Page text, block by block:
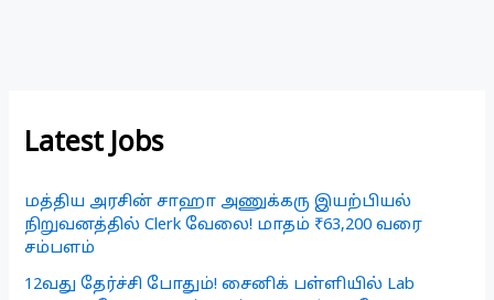
Latest Jobs
மத்திய அரசின் சாஹா அணுக்கரு இயற்பியல்
நிறுவனத்தில் Clerk வேலை! மாதம் ₹63,200 வரை
சம்பளம்
12வது தேர்ச்சி போதும்! சைனிக் பள்ளியில் Lab